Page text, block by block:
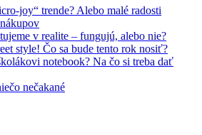
joy“ trende? Alebo malé radosti
v realite – fungujú, alebo nie?
style! Čo sa bude tento rok nosiť?
notebook? Na čo si treba dať
nečakané